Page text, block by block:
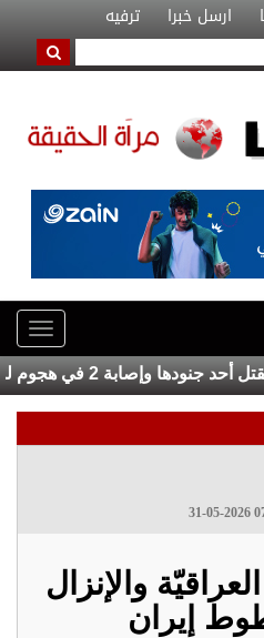
ارسل خبرا ترفيه
2 في هجوم لمجهولين
31-05-2026
والإنزال
إيران